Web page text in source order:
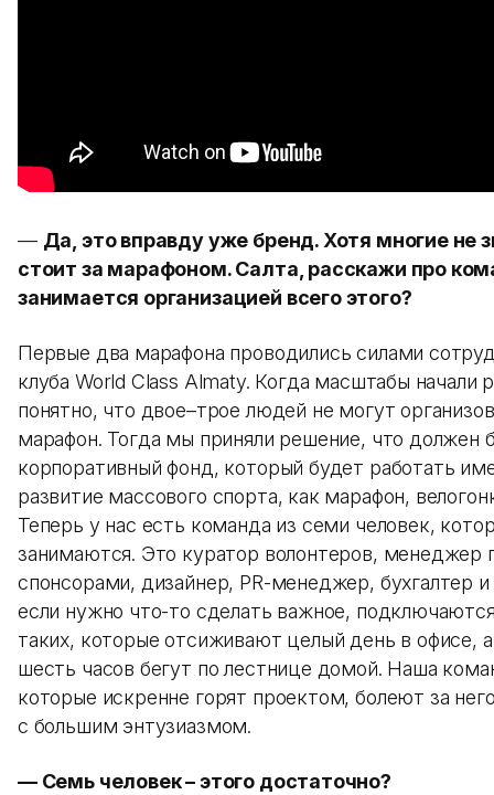
— Да, это вправду уже бренд. Хотя многие не
стоит за марафоном. Салта, расскажи про
занимается организацией всего этого?
Первые два марафона проводились силами
клуба World Class Almaty. Когда масштабы начали
понятно, что двое–трое людей не могут
марафон. Тогда мы приняли решение, что должен
корпоративный фонд, который будет работать
развитие массового спорта, как марафон,
Теперь у нас есть команда из семи человек,
занимаются. Это куратор волонтеров, менеджер
спонсорами, дизайнер, PR-менеджер, бухгалтер
если нужно что-то сделать важное,
таких, которые отсиживают целый день в офисе,
шесть часов бегут по лестнице домой. Наша
которые искренне горят проектом, болеют за
с большим энтузиазмом.
— Семь человек – этого достаточно?